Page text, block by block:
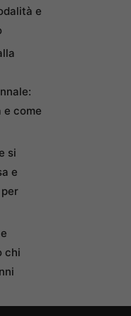
e
e come
si
e
chi